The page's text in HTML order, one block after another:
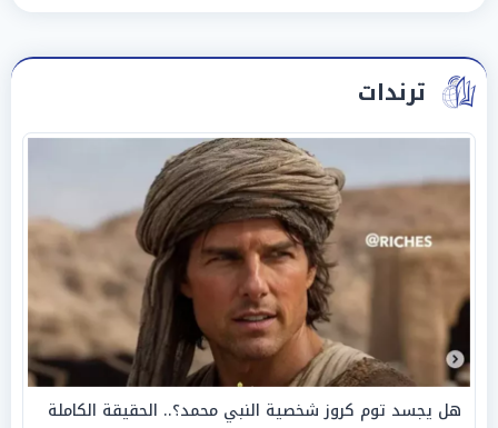
ترندات
هل يجسد توم كروز شخصية النبي محمد؟.. الحقيقة الكاملة